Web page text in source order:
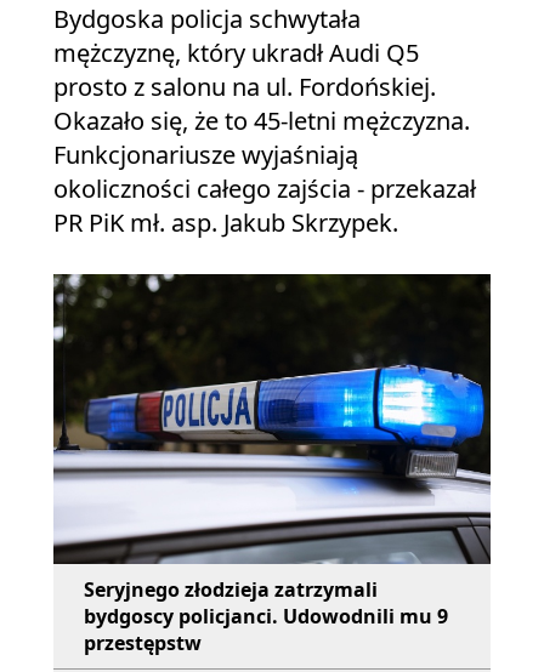
Bydgoska policja schwytała
mężczyznę, który ukradł Audi Q5
prosto z salonu na ul. Fordońskiej.
Okazało się, że to 45-letni mężczyzna.
Funkcjonariusze wyjaśniają
okoliczności całego zajścia - przekazał
PR PiK mł. asp. Jakub Skrzypek.
Seryjnego złodzieja zatrzymali
bydgoscy policjanci. Udowodnili mu 9
przestępstw